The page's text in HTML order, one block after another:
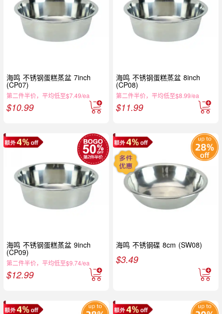
海鸣 不锈钢蛋糕蒸盆 7inch
(CP07)
第二件半价，平均低至$7.49/ea
$10.99
海鸣 不锈钢蛋糕蒸盆 8inch
(CP08)
第二件半价，平均低至$8.99/ea
$11.99
海鸣 不锈钢蛋糕蒸盆 9inch
(CP09)
第二件半价，平均低至$9.74/ea
$12.99
海鸣 不锈钢碟 8cm (SW08)
$3.49